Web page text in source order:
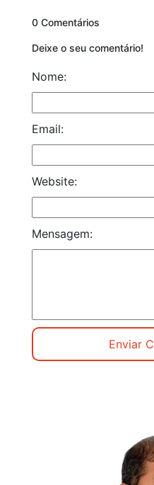
0 Comentários
Deixe o seu comentário!
Nome:
Email:
Website:
Mensagem: